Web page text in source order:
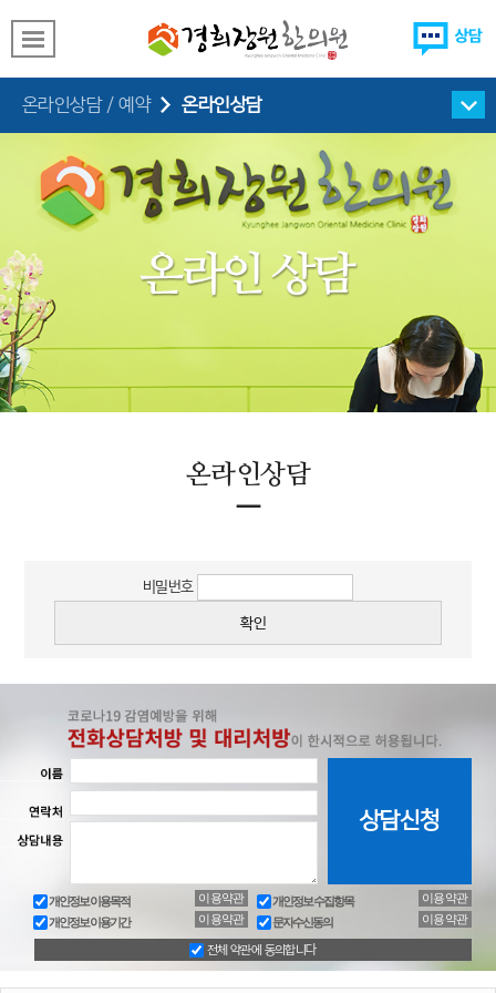
온라인상담 / 예약 온라인상담
온라인상담
온라인상담
ㅡ
비밀번호
개인정보 이용목적 이용약관 개인정보 수집항목
이용약관
개인정보 이용기간
이용약관 문자수신동의 이용약관
전체 약관에 동의합니다